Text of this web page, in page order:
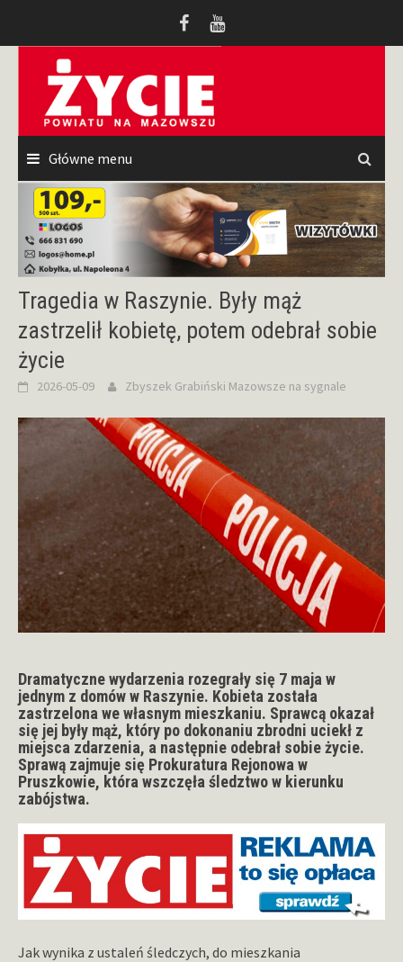
Główne menu
Tragedia w Raszynie. Były mąż
zastrzelił kobietę, potem odebrał sobie
życie
2026-05-09 Zbyszek Grabiński Mazowsze na sygnale
Dramatyczne wydarzenia rozegrały się 7 maja w
jednym z domów w Raszynie. Kobieta została
zastrzelona we własnym mieszkaniu. Sprawcą okazał
się jej były mąż, który po dokonaniu zbrodni uciekł z
miejsca zdarzenia, a następnie odebrał sobie życie.
Sprawą zajmuje się Prokuratura Rejonowa w
Pruszkowie, która wszczęła śledztwo w kierunku
zabójstwa.
Jak wynika z ustaleń śledczych, do mieszkania